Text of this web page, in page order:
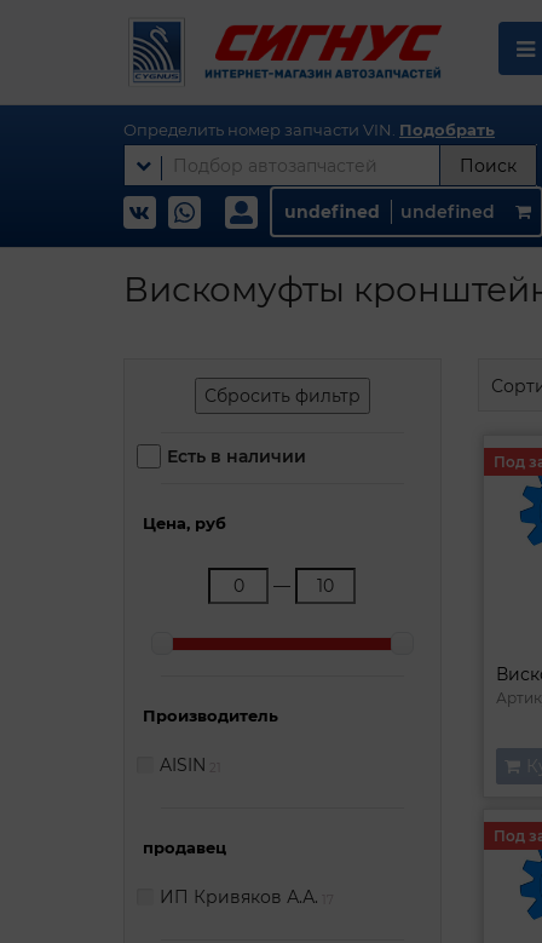
Определить номер запчасти VIN. Подобрать
Поиск
undefined undefined
Вискомуфты
Сбросить фильтр
Есть в наличии
Цена, руб
—
Производитель
AISIN
продавец
ИП Кривяков А.А.
Под
Под